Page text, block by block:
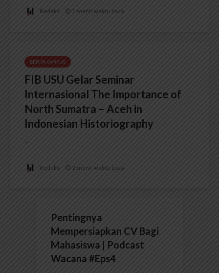
Redaksi 2 menit waktu baca
BERITA KAMPUS
FIB USU Gelar Seminar
Internasional The Importance of
North Sumatra – Aceh in
Indonesian Historiography
...
Redaksi 2 menit waktu baca
Pentingnya
Mempersiapkan CV Bagi
Mahasiswa | Podcast
Wacana #Eps4